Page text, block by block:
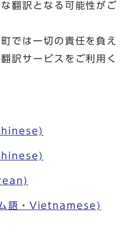
翻訳となる可能性がご
では一切の責任を負え
訳サービスをご利用く
語・Vietnamese)